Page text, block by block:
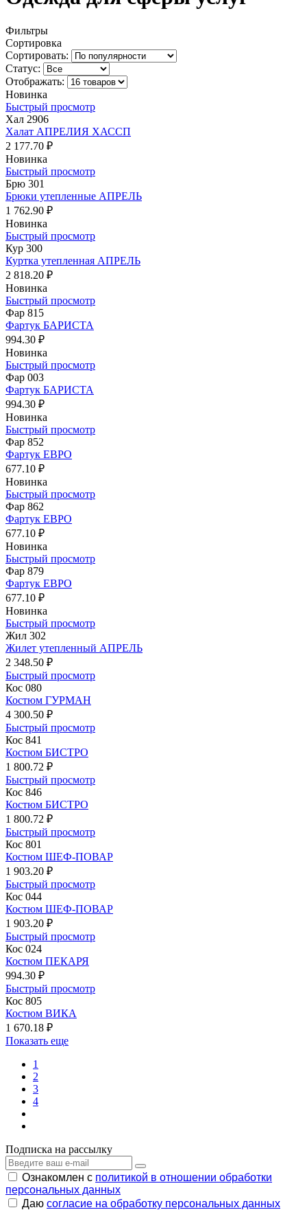
Фильтры
Сортировка
Сортировать:
Статус:
Отображать:
Новинка
Быстрый просмотр
Хал 2906
Халат АПРЕЛИЯ ХАССП
2 177.70 ₽
Новинка
Быстрый просмотр
Брю 301
Брюки утепленные АПРЕЛЬ
1 762.90 ₽
Новинка
Быстрый просмотр
Кур 300
Куртка утепленная АПРЕЛЬ
2 818.20 ₽
Новинка
Быстрый просмотр
Фар 815
Фартук БАРИСТА
994.30 ₽
Новинка
Быстрый просмотр
Фар 003
Фартук БАРИСТА
994.30 ₽
Новинка
Быстрый просмотр
Фар 852
Фартук ЕВРО
677.10 ₽
Новинка
Быстрый просмотр
Фар 862
Фартук ЕВРО
677.10 ₽
Новинка
Быстрый просмотр
Фар 879
Фартук ЕВРО
677.10 ₽
Новинка
Быстрый просмотр
Жил 302
Жилет утепленный АПРЕЛЬ
2 348.50 ₽
Быстрый просмотр
Кос 080
Костюм ГУРМАН
4 300.50 ₽
Быстрый просмотр
Кос 841
Костюм БИСТРО
1 800.72 ₽
Быстрый просмотр
Кос 846
Костюм БИСТРО
1 800.72 ₽
Быстрый просмотр
Кос 801
Костюм ШЕФ-ПОВАР
1 903.20 ₽
Быстрый просмотр
Кос 044
Костюм ШЕФ-ПОВАР
1 903.20 ₽
Быстрый просмотр
Кос 024
Костюм ПЕКАРЯ
994.30 ₽
Быстрый просмотр
Кос 805
Костюм ВИКА
1 670.18 ₽
Показать еще
1
2
3
4
Подписка на рассылку
Ознакомлен с политикой в отношении обработки
персональных данных
Даю согласие на обработку персональных данных